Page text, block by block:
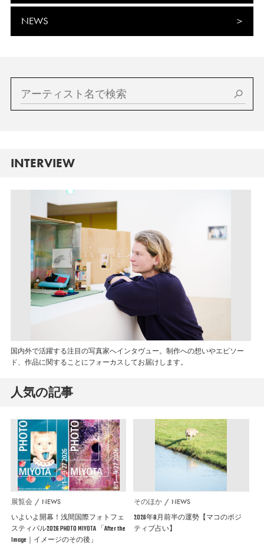
NEWS
INTERVIEW
国内外で活躍する注目の写真家へインタヴュー。制作への想いやエピソー
ド、作品に関することにフォーカスしてお届けします。
人気の記事
展覧会 NEWS
いよいよ開幕！浅間国際フォトフェ
スティバル2026 PHOTO MIYOTA 「After the
Image｜イメージのその後」
そのほか NEWS
2026年8月前半の運勢【マコのポジ
ティブ占い】